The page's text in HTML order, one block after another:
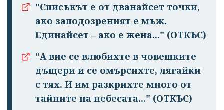
"Списъкът е от дванайсет точки,
ако заподозреният е мъж.
Единайсет – ако е жена..." (ОТКЪС)
"А вие се влюбихте в чо­вешките
дъщери и се омърсихте, лягайки
с тях. И им раз­крихте много от
тайните на небесата..." (ОТКЪС)